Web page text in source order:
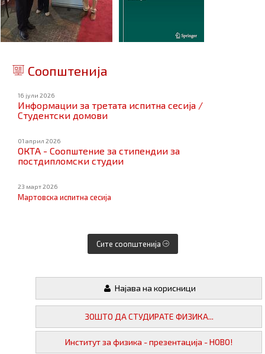
Соопштенија
16 јули 2026
Информации за третата испитна сесија /
Студентски домови
01 април 2026
ОКТА - Соопштение за стипендии за
постдипломски студии
23 март 2026
Мартовска испитна сесија
Сите соопштенија
Најава на корисници
ЗОШТО ДА СТУДИРАТЕ ФИЗИКА...
Институт за физика - презентација - НОВО!